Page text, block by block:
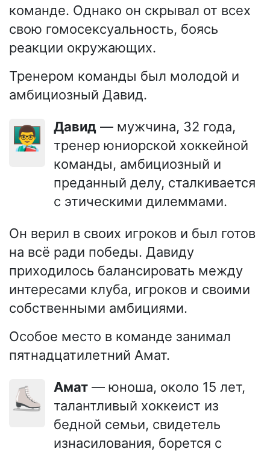
команде. Однако он скрывал от всех
свою гомосексуальность, боясь
реакции окружающих.
Тренером команды был молодой и
амбициозный Давид.
👨‍🏫 Давид — мужчина, 32 года,
тренер юниорской хоккейной
команды, амбициозный и
преданный делу, сталкивается
с этическими дилеммами.
Он верил в своих игроков и был готов
на всё ради победы. Давиду
приходилось балансировать между
интересами клуба, игроков и своими
собственными амбициями.
Особое место в команде занимал
пятнадцатилетний Амат.
⛸️ Амат — юноша, около 15 лет,
талантливый хоккеист из
бедной семьи, свидетель
изнасилования, борется с